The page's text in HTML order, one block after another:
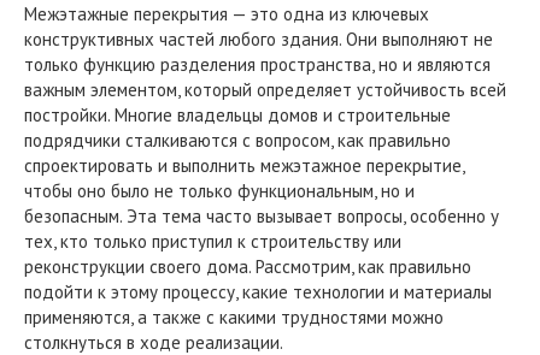
Межэтажные перекрытия — это одна из ключевых
конструктивных частей любого здания. Они выполняют не
только функцию разделения пространства, но и являются
важным элементом, который определяет устойчивость всей
постройки. Многие владельцы домов и строительные
подрядчики сталкиваются с вопросом, как правильно
спроектировать и выполнить межэтажное перекрытие,
чтобы оно было не только функциональным, но и
безопасным. Эта тема часто вызывает вопросы, особенно у
тех, кто только приступил к строительству или
реконструкции своего дома. Рассмотрим, как правильно
подойти к этому процессу, какие технологии и материалы
применяются, а также с какими трудностями можно
столкнуться в ходе реализации.